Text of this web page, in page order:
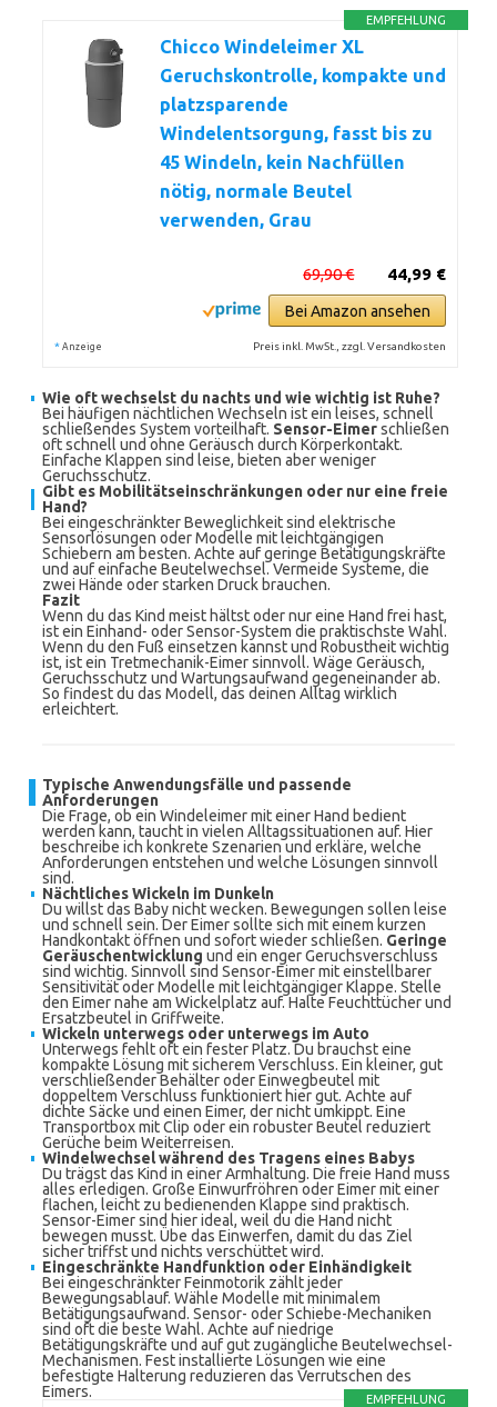
EMPFEHLUNG
Chicco Windeleimer XL
Geruchskontrolle, kompakte und
platzsparende
Windelentsorgung, fasst bis zu
45 Windeln, kein Nachfüllen
nötig, normale Beutel
verwenden, Grau
44,99 €
69,90 €
Bei Amazon ansehen
* Anzeige Preis inkl. MwSt., zzgl. Versandkosten
Wie oft wechselst du nachts und wie wichtig ist Ruhe?
Bei häufigen nächtlichen Wechseln ist ein leises, schnell
schließendes System vorteilhaft. Sensor-Eimerschließen
oft schnell und ohne Geräusch durch Körperkontakt.
Einfache Klappen sind leise, bieten aber weniger
Geruchsschutz.
Gibt es Mobilitätseinschränkungen oder nur eine freie
Hand?
Bei eingeschränkter Beweglichkeit sind elektrische
Sensorlösungen oder Modelle mit leichtgängigen
Schiebern am besten. Achte auf geringe Betätigungskräfte
und auf einfache Beutelwechsel. Vermeide Systeme, die
zwei Hände oder starken Druck brauchen.
Fazit
Wenn du das Kind meist hältst oder nur eine Hand frei hast,
ist ein Einhand- oder Sensor-System die praktischste Wahl.
Wenn du den Fuß einsetzen kannst und Robustheit wichtig
ist, ist ein Tretmechanik-Eimer sinnvoll. Wäge Geräusch,
Geruchsschutz und Wartungsaufwand gegeneinander ab.
So findest du das Modell, das deinen Alltag wirklich
erleichtert.
Typische Anwendungsfälle und passende
Anforderungen
Die Frage, ob ein Windeleimer mit einer Hand bedient
werden kann, taucht in vielen Alltagssituationen auf. Hier
beschreibe ich konkrete Szenarien und erkläre, welche
Anforderungen entstehen und welche Lösungen sinnvoll
sind.
Nächtliches Wickeln im Dunkeln
Du willst das Baby nicht wecken. Bewegungen sollen leise
und schnell sein. Der Eimer sollte sich mit einem kurzen
Handkontakt öffnen und sofort wieder schließen. Geringe
Geräuschentwicklung und ein enger Geruchsverschluss
sind wichtig. Sinnvoll sind Sensor-Eimer mit einstellbarer
Sensitivität oder Modelle mit leichtgängiger Klappe. Stelle
den Eimer nahe am Wickelplatz auf. Halte Feuchttücher und
Ersatzbeutel in Griffweite.
Wickeln unterwegs oder unterwegs im Auto
Unterwegs fehlt oft ein fester Platz. Du brauchst eine
kompakte Lösung mit sicherem Verschluss. Ein kleiner, gut
verschließender Behälter oder Einwegbeutel mit
doppeltem Verschluss funktioniert hier gut. Achte auf
dichte Säcke und einen Eimer, der nicht umkippt. Eine
Transportbox mit Clip oder ein robuster Beutel reduziert
Gerüche beim Weiterreisen.
Windelwechsel während des Tragens eines Babys
Du trägst das Kind in einer Armhaltung. Die freie Hand muss
alles erledigen. Große Einwurfröhren oder Eimer mit einer
flachen, leicht zu bedienenden Klappe sind praktisch.
Sensor-Eimer sind hier ideal, weil du die Hand nicht
bewegen musst. Übe das Einwerfen, damit du das Ziel
sicher triffst und nichts verschüttet wird.
Eingeschränkte Handfunktion oder Einhändigkeit
Bei eingeschränkter Feinmotorik zählt jeder
Bewegungsablauf. Wähle Modelle mit minimalem
Betätigungsaufwand. Sensor- oder Schiebe-Mechaniken
sind oft die beste Wahl. Achte auf niedrige
Betätigungskräfte und auf gut zugängliche Beutelwechsel-
Mechanismen. Fest installierte Lösungen wie eine
befestigte Halterung reduzieren das Verrutschen des
Eimers.
EMPFEHLUNG